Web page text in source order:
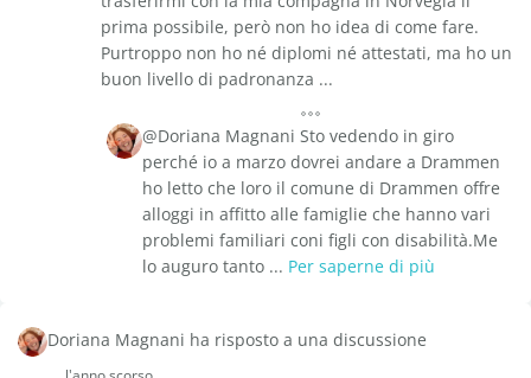
prima possibile, però non ho idea di come fare.
Purtroppo non ho né diplomi né attestati, ma ho un
buon livello di padronanza ...
@Doriana Magnani Sto vedendo in giro
perché io a marzo dovrei andare a Drammen
ho letto che loro il comune di Drammen offre
alloggi in affitto alle famiglie che hanno vari
problemi familiari coni figli con disabilità.Me
lo auguro tanto ... Per saperne di più
Doriana Magnani ha risposto a una discussione